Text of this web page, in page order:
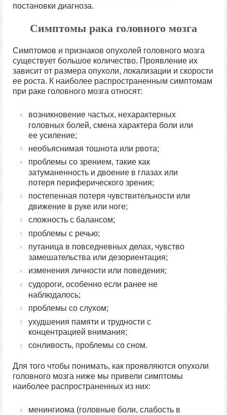
постановки диагноза.
Симптомы рака головного мозга
Симптомов и признаков опухолей головного мозга
существует большое количество. Проявление их
зависит от размера опухоли, локализации и скорости
ее роста. К наиболее распространенным симптомам
при раке головного мозга относят:
возникновение частых, нехарактерных
головных болей, смена характера боли или
ее усиление;
необъяснимая тошнота или рвота;
проблемы со зрением, такие как
затуманенность и двоение в глазах или
потеря периферического зрения;
постепенная потеря чувствительности или
движение в руке или ноге;
сложность с балансом;
проблемы с речью;
путаница в повседневных делах, чувство
замешательства или дезориентация;
изменения личности или поведения;
судороги, особенно если ранее не
наблюдалось;
проблемы со слухом;
ухудшения памяти и трудности с
концентрацией внимания;
сонливость, проблемы со сном.
Для того чтобы понимать, как проявляются опухоли
головного мозга ниже мы привели симптомы
наиболее распространенных из них:
менингиома (головные боли, слабость в